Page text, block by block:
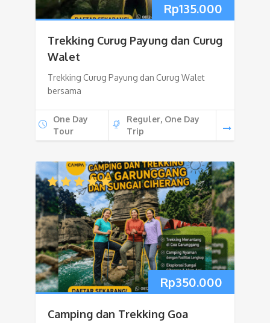
Rp135.000
Trekking Curug Payung dan Curug
Walet
Trekking Curug Payung dan Curug Walet
bersama
One Day
Tour
Reguler, One Day
Trip
Rp350.000
Camping dan Trekking Goa